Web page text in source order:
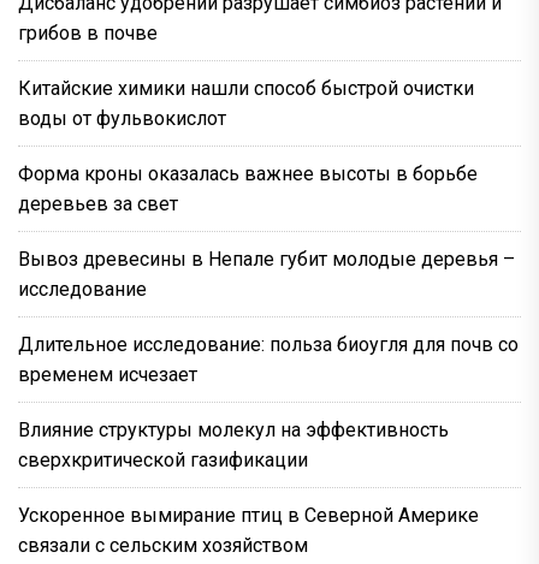
грибов в почве
Китайские химики нашли способ быстрой очистки
воды от фульвокислот
Форма кроны оказалась важнее высоты в борьбе
деревьев за свет
Вывоз древесины в Непале губит молодые деревья –
исследование
Длительное исследование: польза биоугля для почв со
временем исчезает
Влияние структуры молекул на эффективность
сверхкритической газификации
Ускоренное вымирание птиц в Северной Америке
связали с сельским хозяйством